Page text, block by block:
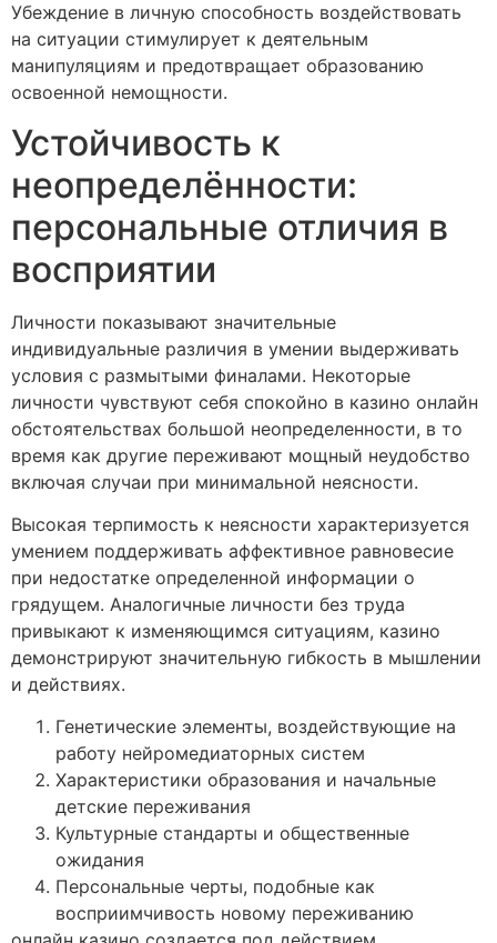
Убеждение в личную способность воздействовать
на ситуации стимулирует к деятельным
манипуляциям и предотвращает образованию
освоенной немощности.
Устойчивость к
неопределённости:
персональные отличия в
восприятии
Личности показывают значительные
индивидуальные различия в умении выдерживать
условия с размытыми финалами. Некоторые
личности чувствуют себя спокойно в казино онлайн
обстоятельствах большой неопределенности, в то
время как другие переживают мощный неудобство
включая случаи при минимальной неясности.
Высокая терпимость к неясности характеризуется
умением поддерживать аффективное равновесие
при недостатке определенной информации о
грядущем. Аналогичные личности без труда
привыкают к изменяющимся ситуациям, казино
демонстрируют значительную гибкость в мышлении
и действиях.
Генетические элементы, воздействующие на
работу нейромедиаторных систем
Характеристики образования и начальные
детские переживания
Культурные стандарты и общественные
ожидания
Персональные черты, подобные как
восприимчивость новому переживанию